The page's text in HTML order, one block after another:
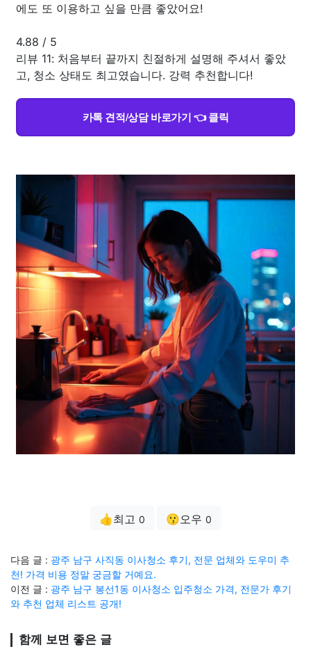
에도 또 이용하고 싶을 만큼 좋았어요!
4.88 / 5
리뷰 11: 처음부터 끝까지 친절하게 설명해 주셔서 좋았
고, 청소 상태도 최고였습니다. 강력 추천합니다!
카톡 견적/상담 바로가기 👈 클릭
👍최고 0 😗오우 0
다음 글 : 광주 남구 사직동 이사청소 후기, 전문 업체와 도우미 추
천! 가격 비용 정말 궁금할 거예요.
이전 글 : 광주 남구 봉선1동 이사청소 입주청소 가격, 전문가 후기
와 추천 업체 리스트 공개!
함께 보면 좋은 글